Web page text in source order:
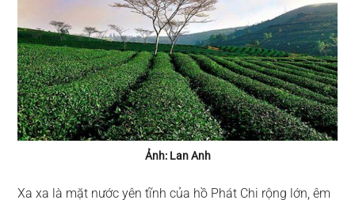
Ảnh: Lan Anh
Xa xa là mặt nước yên tĩnh của hồ Phát Chi rộng lớn, êm